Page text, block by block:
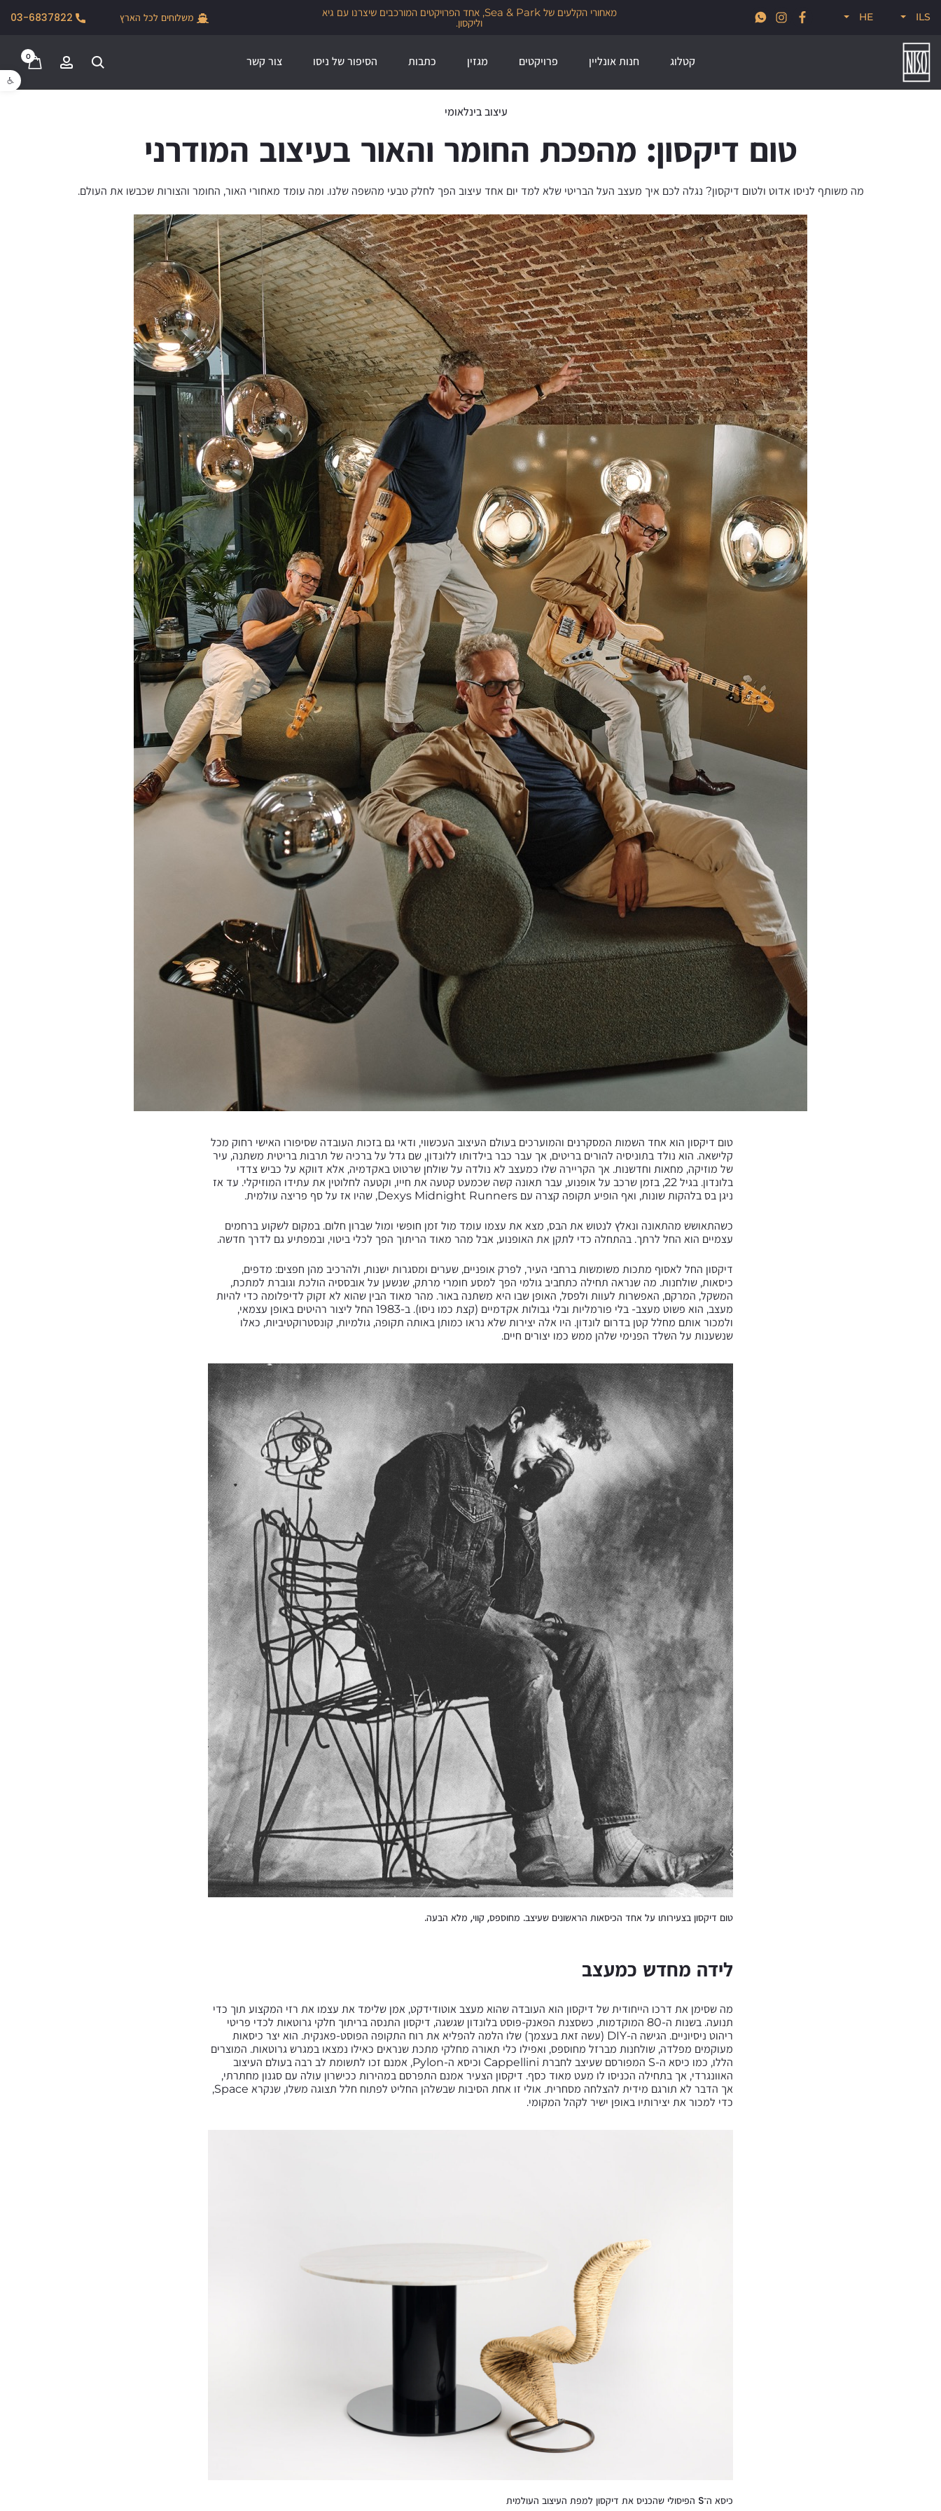
פתח
ILS
HE שלנו לזמן מוגבל
מאחורי הקלעים של Sea & Park, אחד הפרויקטים המורכבים שיצרנו עם גיא
וליקסון. משלוחים לכל הארץ
קטלוג חנות אונליין פרויקטים מגזין כתבות הסיפור של ניסו צור קשר 0
עיצוב בינלאומי
טום דיקסון: מהפכת החומר והאור בעיצוב המודרני
מה משותף לניסו אדוט ולטום דיקסון? נגלה לכם איך מעצב העל הבריטי שלא למד יום אחד עיצוב הפך לחלק טבעי מהשפה שלנו. ומה עומד מאחורי האור, החומר והצורות שכבשו את העולם.
טום דיקסון הוא אחד השמות המסקרנים והמוערכים בעולם העיצוב העכשווי, ודאי גם בזכות העובדה שסיפורו האישי רחוק מכל
קלישאה. הוא נולד בתוניסיה להורים בריטים, אך עבר כבר בילדותו ללונדון, שם גדל על ברכיה של תרבות בריטית משתנה, עיר
של מוזיקה, מחאות וחדשנות. אך הקריירה שלו כמעצב לא נולדה על שולחן שרטוט באקדמיה, אלא דווקא על כביש צדדי
בלונדון. בגיל 22, בזמן שרכב על אופנוע, עבר תאונה קשה שכמעט קטעה את חייו, וקטעה לחלוטין את עתידו המוזיקלי. עד אז
ניגן בס בלהקות שונות, ואף הופיע תקופה קצרה עם Dexys Midnight Runners, שהיו אז על סף פריצה עולמית.
כשהתאושש מהתאונה ונאלץ לנטוש את הבס, מצא את עצמו עומד מול זמן חופשי ומול שברון חלום. במקום לשקוע ברחמים
עצמיים הוא החל לרתך. בהתחלה כדי לתקן את האופנוע, אבל מהר מאוד הריתוך הפך לכלי ביטוי, ובמפתיע גם לדרך חדשה.
דיקסון החל לאסוף מתכות משומשות ברחבי העיר, לפרק אופניים, שערים ומסגרות ישנות, ולהרכיב מהן חפצים: מדפים,
כיסאות, שולחנות. מה שנראה תחילה כתחביב גולמי הפך למסע חומרי מרתק, שנשען על אובססיה הולכת וגוברת למתכת,
המשקל, המרקם, האפשרות לעוות ולפסל, האופן שבו היא משתנה באור. מהר מאוד הבין שהוא לא זקוק לדיפלומה כדי להיות
מעצב, הוא פשוט מעצב- בלי פורמליות ובלי גבולות אקדמיים (קצת כמו ניסו). ב-1983 החל ליצור רהיטים באופן עצמאי,
ולמכור אותם מחלל קטן בדרום לונדון. היו אלה יצירות שלא נראו כמותן באותה תקופה, גולמיות, קונסטרוקטיביות, כאלו
שנשענות על השלד הפנימי שלהן ממש כמו יצורים חיים.
טום דיקסון בצעירותו על אחד הכיסאות הראשונים שעיצב. מחוספס, קווי, מלא הבעה.
לידה מחדש כמעצב
מה שסימן את דרכו הייחודית של דיקסון הוא העובדה שהוא מעצב אוטודידקט, אמן שלימד את עצמו את רזי המקצוע תוך כדי
תנועה. בשנות ה-80 המוקדמות, כשסצנת הפאנק-פוסט בלונדון שגשגה, דיקסון התנסה בריתוך חלקי גרוטאות לכדי פריטי
ריהוט ניסיוניים. הגישה ה-DIY (עשה זאת בעצמך) שלו הלמה להפליא את רוח התקופה הפוסט-פאנקית. הוא יצר כיסאות
מעוקמים מפלדה, שולחנות מברזל מחוספס, ואפילו כלי תאורה מחלקי מתכת שנראים כאילו נמצאו במגרש גרוטאות. המוצרים
הללו, כמו כיסא ה-S המפורסם שעיצב לחברת Cappellini וכיסא ה-Pylon, אמנם זכו לתשומת לב רבה בעולם העיצוב
האוונגרדי, אך בתחילה הכניסו לו מעט מאוד כסף. דיקסון הצעיר אמנם התפרסם במהירות ככישרון עולה עם סגנון מחתרתי,
אך הדבר לא תורגם מידית להצלחה מסחרית. אולי זו אחת הסיבות שבשלהן החליט לפתוח חלל תצוגה משלו, שנקרא Space,
כדי למכור את יצירותיו באופן ישיר לקהל המקומי.
כיסא ה־S הפיסולי שהכניס את דיקסון למפת העיצוב העולמית